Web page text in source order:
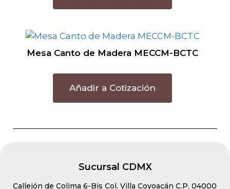
Mesa Canto de Madera MECCM-BCTC
Añadir a Cotización
Sucursal CDMX
Callejón de Colima 6-Bis Col. Villa Coyoacán C.P. 04000